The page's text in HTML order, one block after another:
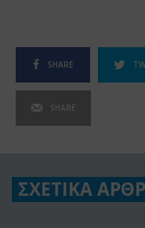
SHARE
SHARE
ΣΧΕΤΙΚΑ